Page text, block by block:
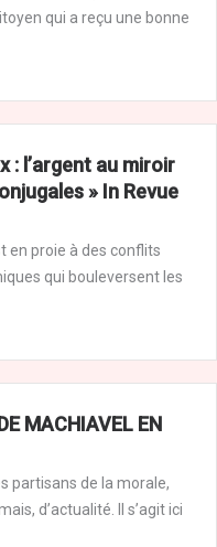
qui a reçu une bonne
: l’argent au miroir
» In Revue
en proie à des conflits
qui bouleversent les
MACHIAVEL EN
partisans de la morale,
d’actualité. Il s’agit ici